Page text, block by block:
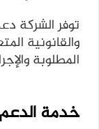
توفر الشركة
والقانونية
المطلوبة
خدمة